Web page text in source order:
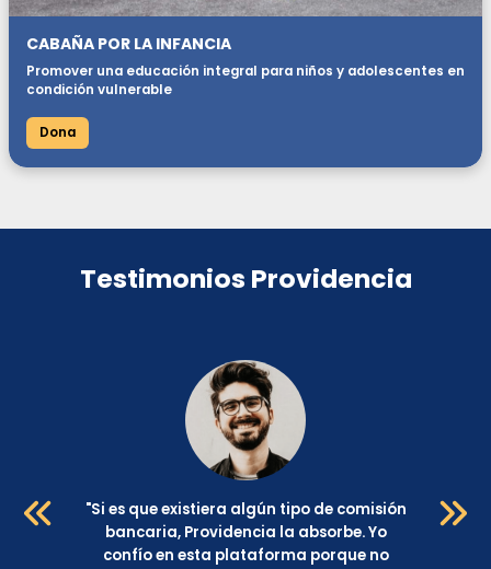
CABAÑA POR LA INFANCIA
Promover una educación integral para niños y adolescentes en
condición vulnerable
Dona
Testimonios Providencia
"Si es que existiera algún tipo de comisión
bancaria, Providencia la absorbe. Yo
confío en esta plataforma porque no